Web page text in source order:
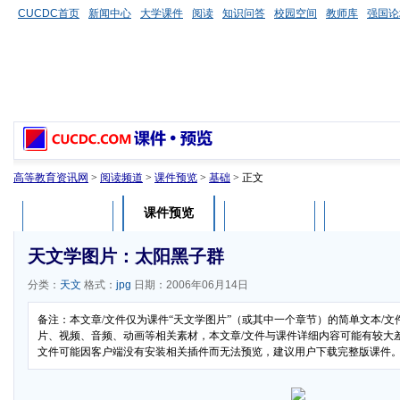
CUCDC首页 新闻中心 大学课件 阅读 知识问答 校园空间 教师库 强国
高等教育资讯网 > 阅读频道 > 课件预览 > 基础 > 正文
课件预览
天文学图片：太阳黑子群
分类： 天文 格式： jpg 日期：2006年06月14日
备注：本文章/文件仅为课件“天文学图片”（或其中一个章节）的简单文本/
片、视频、音频、动画等相关素材，本文章/文件与课件详细内容可能有较大
文件可能因客户端没有安装相关插件而无法预览，建议用户下载完整版课件